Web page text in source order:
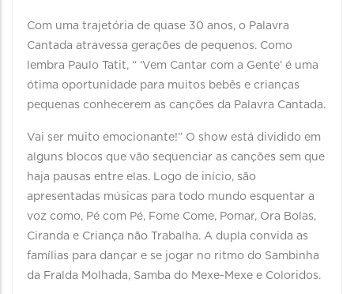
Com uma trajetória de quase 30 anos, o Palavra
Cantada atravessa gerações de pequenos. Como
lembra Paulo Tatit, “ ‘Vem Cantar com a Gente’ é uma
ótima oportunidade para muitos bebês e crianças
pequenas conhecerem as canções da Palavra Cantada.
Vai ser muito emocionante!” O show está dividido em
alguns blocos que vão sequenciar as canções sem que
haja pausas entre elas. Logo de início, são
apresentadas músicas para todo mundo esquentar a
voz como, Pé com Pé, Fome Come, Pomar, Ora Bolas,
Ciranda e Criança não Trabalha. A dupla convida as
famílias para dançar e se jogar no ritmo do Sambinha
da Fralda Molhada, Samba do Mexe-Mexe e Coloridos.